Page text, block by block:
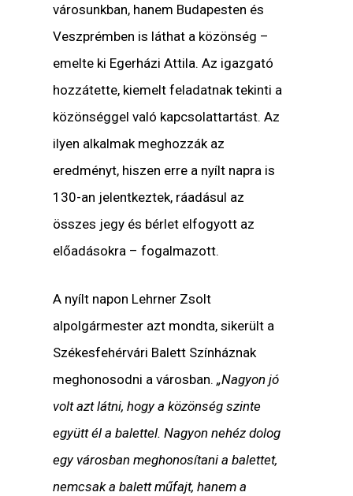
városunkban, hanem Budapesten és
Veszprémben is láthat a közönség –
emelte ki Egerházi Attila. Az igazgató
hozzátette, kiemelt feladatnak tekinti a
közönséggel való kapcsolattartást. Az
ilyen alkalmak meghozzák az
eredményt, hiszen erre a nyílt napra is
130-an jelentkeztek, ráadásul az
összes jegy és bérlet elfogyott az
előadásokra – fogalmazott.
A nyílt napon Lehrner Zsolt
alpolgármester azt mondta, sikerült a
Székesfehérvári Balett Színháznak
meghonosodni a városban.„Nagyon jó
volt azt látni, hogy a közönség szinte
együtt él a balettel. Nagyon nehéz dolog
egy városban meghonosítani a balettet,
nemcsak a balett műfajt, hanem a